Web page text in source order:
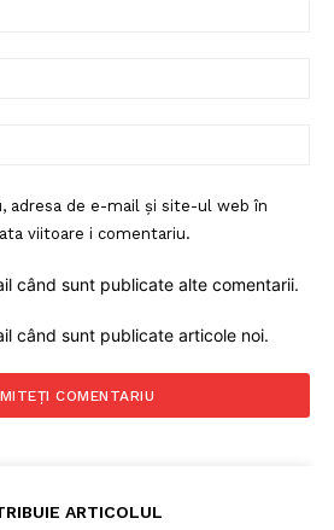
adresa de e-mail și site-ul web în
viitoare i comentariu.
când sunt publicate alte comentarii.
când sunt publicate articole noi.
ARTICOLUL